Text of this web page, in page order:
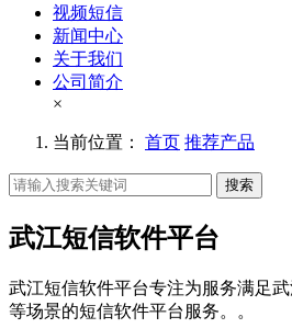
视频短信
新闻中心
关于我们
公司简介
×
当前位置： 首页 推荐产品
搜索
武江短信软件平台
武江短信软件平台专注为服务满足
等场景的短信软件平台服务。。